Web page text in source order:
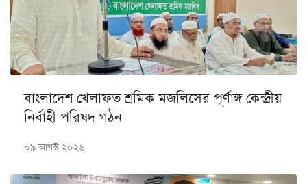
বাংলাদেশ খেলাফত শ্রমিক মজলিসের পূর্ণাঙ্গ কেন্দ্রীয়
নির্বাহী পরিষদ গঠন
০৯ আগস্ট ২০২৬